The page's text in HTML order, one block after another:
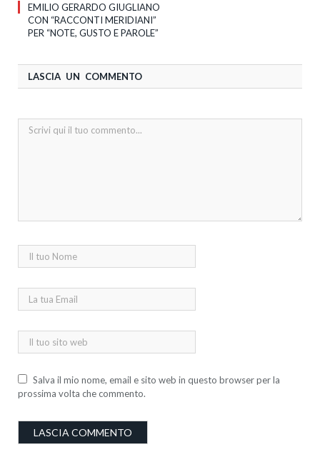
EMILIO GERARDO GIUGLIANO
CON “RACCONTI MERIDIANI”
PER “NOTE, GUSTO E PAROLE”
LASCIA UN COMMENTO
Salva il mio nome, email e sito web in questo browser per la
prossima volta che commento.